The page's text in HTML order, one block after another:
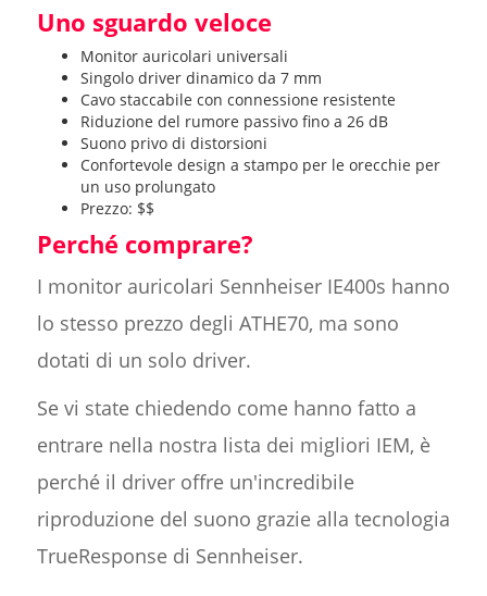
Uno sguardo veloce
Monitor auricolari universali
Singolo driver dinamico da 7 mm
Cavo staccabile con connessione resistente
Riduzione del rumore passivo fino a 26 dB
Suono privo di distorsioni
Confortevole design a stampo per le orecchie per
un uso prolungato
Prezzo: $$
Perché comprare?
I monitor auricolari Sennheiser IE400s hanno
lo stesso prezzo degli ATHE70, ma sono
dotati di un solo driver.
Se vi state chiedendo come hanno fatto a
entrare nella nostra lista dei migliori IEM, è
perché il driver offre un'incredibile
riproduzione del suono grazie alla tecnologia
TrueResponse di Sennheiser.